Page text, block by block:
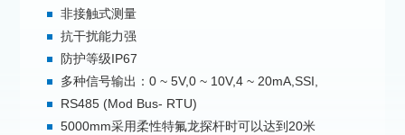
非接触式测量
抗干扰能力强
防护等级IP67
多种信号输出：0 ~ 5V,0 ~ 10V,4 ~ 20mA,SSI,
RS485 (Mod Bus- RTU)
5000mm采用柔性特氟龙探杆时可以达到20米